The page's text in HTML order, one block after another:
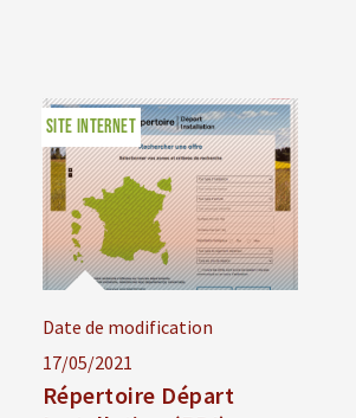
Date de modification
17/05/2021
Répertoire Départ
SITE INTERNET